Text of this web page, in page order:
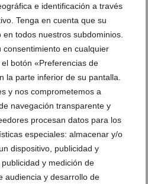
e identificación a través
Tenga en cuenta que su
todos nuestros subdominios.
en cualquier
botón «Preferencias de
la parte inferior de su pantalla.
y nos comprometemos a
navegación transparente y
procesan datos para los
especiales: almacenar y/o
dispositivo, publicidad y
y medición de
audiencia y desarrollo de
,Algar,Cala de la Barraca,Cap de
Films , Edicions Bromera ,
,Pau Berga,Portitxol